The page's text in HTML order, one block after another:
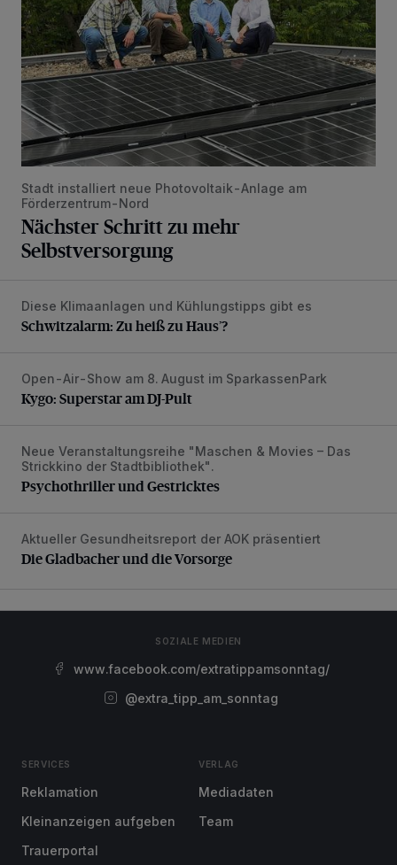
Stadt installiert neue Photovoltaik-Anlage am
Förderzentrum-Nord
Nächster Schritt zu mehr
Selbstversorgung
Schwitzalarm: Zu heiß zu Haus’?
Diese Klimaanlagen und Kühlungstipps gibt es
Schwitzalarm: Zu heiß zu Haus’?
Kygo: Superstar am DJ-Pult
Open-Air-Show am 8. August im SparkassenPark
Kygo: Superstar am DJ-Pult
Psychothriller und Gestricktes
Neue Veranstaltungsreihe "Maschen & Movies – Das
Strickkino der Stadtbibliothek".
Psychothriller und Gestricktes
Die Gladbacher und die Vorsorge
Aktueller Gesundheitsreport der AOK präsentiert
Die Gladbacher und die Vorsorge
SOZIALE MEDIEN
www.facebook.com/extratippamsonntag/
@extra_tipp_am_sonntag
SERVICES
Reklamation
Kleinanzeigen aufgeben
Trauerportal
VERLAG
Mediadaten
Team